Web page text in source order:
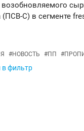
(ПСВ-С) в сегменте
#НОВОСТЬ #ПП #
в фильтр